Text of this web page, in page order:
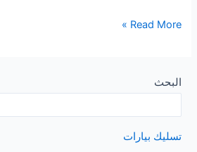
صور
بمحايل
عسير
Read More »
البحث
تسليك بيارات